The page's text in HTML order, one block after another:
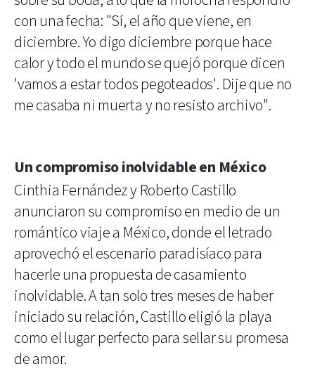
con una fecha: "Sí, el año que viene, en
diciembre. Yo digo diciembre porque hace
calor y todo el mundo se quejó porque dicen
'vamos a estar todos pegoteados'. Dije que no
me casaba ni muerta y no resisto archivo".
Un compromiso inolvidable en México
Cinthia Fernández y Roberto Castillo
anunciaron su compromiso en medio de un
romántico viaje a México, donde el letrado
aprovechó el escenario paradisíaco para
hacerle una propuesta de casamiento
inolvidable. A tan solo tres meses de haber
iniciado su relación, Castillo eligió la playa
como el lugar perfecto para sellar su promesa
de amor.